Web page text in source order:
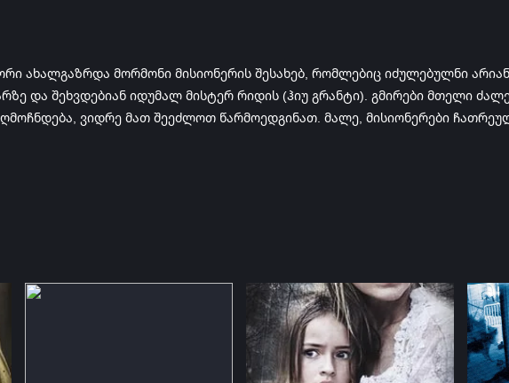
ახალგაზრდა მორმონი მისიონერის შესახებ, რომლებიც იძულებულნი
და შეხვდებიან იდუმალ მისტერ რიდის (ჰიუ გრანტი). გმირები მთელი
ვიდრე მათ შეეძლოთ წარმოედგინათ. მალე, მისიონერები